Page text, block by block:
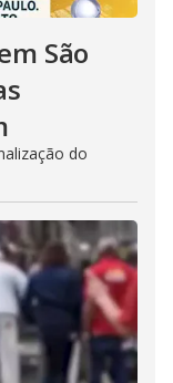
São
do